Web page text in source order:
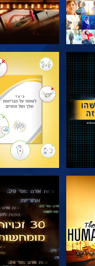
בדוק את
צפה